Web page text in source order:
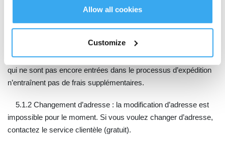
Allow all cookies
Customize
5.Annulation de la commande :
5.1.1 Annulation de la commande : les commandes annulées
qui ne sont pas encore entrées dans le processus d’expédition
n’entraînent pas de frais supplémentaires.
5.1.2 Changement d’adresse : la modification d’adresse est
impossible pour le moment. Si vous voulez changer d’adresse,
contactez le service clientèle (gratuit).